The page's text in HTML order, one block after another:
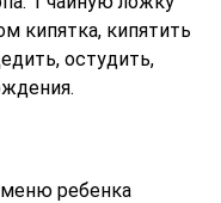
кипятка, кипятить
остудить,
ребенка